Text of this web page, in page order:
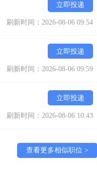
立即投递
刷新时间：2026-08-06 09:54
立即投递
刷新时间：2026-08-06 09:59
立即投递
刷新时间：2026-08-06 10:43
查看更多相似职位 >